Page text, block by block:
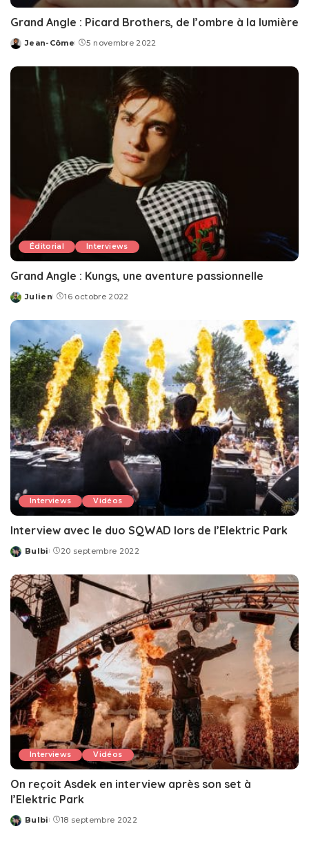
Grand Angle : Picard Brothers, de l’ombre à la lumière
Posted
Jean-Côme 5 novembre 2022
Éditorial Interviews
Grand Angle : Kungs, une aventure passionnelle
Posted
Julien 16 octobre 2022
Interviews Vidéos
Interview avec le duo SQWAD lors de l’Elektric Park
Posted
Bulbi 20 septembre 2022
Interviews Vidéos
On reçoit Asdek en interview après son set à
l’Elektric Park
Posted
Bulbi 18 septembre 2022